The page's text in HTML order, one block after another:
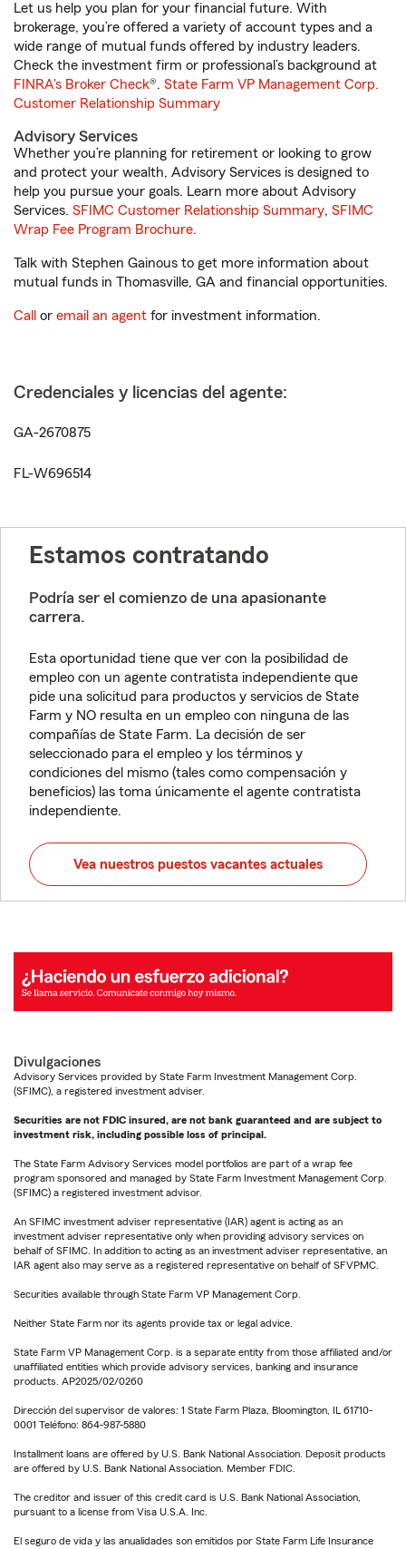
Let us help you plan for your financial future. With
brokerage, you’re offered a variety of account types and a
wide range of mutual funds offered by industry leaders.
Check the investment firm or professional’s background at
FINRA's Broker Check®. State Farm VP Management Corp.
Customer Relationship Summary
Advisory Services
Whether you’re planning for retirement or looking to grow
and protect your wealth, Advisory Services is designed to
help you pursue your goals. Learn more about Advisory
Services. SFIMC Customer Relationship Summary, SFIMC
Wrap Fee Program Brochure.
Talk with Stephen Gainous to get more information about
mutual funds in Thomasville, GA and financial opportunities.
Call or email an agent for investment information.
Credenciales y licencias del agente:
GA-2670875
FL-W696514
Estamos contratando
Podría ser el comienzo de una apasionante
carrera.
Esta oportunidad tiene que ver con la posibilidad de
empleo con un agente contratista independiente que
pide una solicitud para productos y servicios de State
Farm y NO resulta en un empleo con ninguna de las
compañías de State Farm. La decisión de ser
seleccionado para el empleo y los términos y
condiciones del mismo (tales como compensación y
beneficios) las toma únicamente el agente contratista
independiente.
Vea nuestros puestos vacantes actuales
Divulgaciones
Advisory Services provided by State Farm Investment Management Corp.
(SFIMC), a registered investment adviser.
Securities are not FDIC insured, are not bank guaranteed and are subject to
investment risk, including possible loss of principal.
The State Farm Advisory Services model portfolios are part of a wrap fee
program sponsored and managed by State Farm Investment Management Corp.
(SFIMC) a registered investment advisor.
An SFIMC investment adviser representative (IAR) agent is acting as an
investment adviser representative only when providing advisory services on
behalf of SFIMC. In addition to acting as an investment adviser representative, an
IAR agent also may serve as a registered representative on behalf of SFVPMC.
Securities available through State Farm VP Management Corp.
Neither State Farm nor its agents provide tax or legal advice.
State Farm VP Management Corp. is a separate entity from those affiliated and/or
unaffiliated entities which provide advisory services, banking and insurance
products. AP2025/02/0260
Dirección del supervisor de valores: 1 State Farm Plaza, Bloomington, IL 61710-
0001 Teléfono: 864-987-5880
Installment loans are offered by U.S. Bank National Association. Deposit products
are offered by U.S. Bank National Association. Member FDIC.
The creditor and issuer of this credit card is U.S. Bank National Association,
pursuant to a license from Visa U.S.A. Inc.
El seguro de vida y las anualidades son emitidos por State Farm Life Insurance